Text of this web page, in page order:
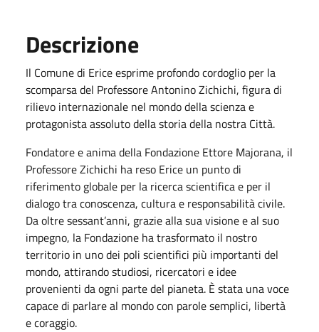
Descrizione
Il Comune di Erice esprime profondo cordoglio per la
scomparsa del Professore Antonino Zichichi, figura di
rilievo internazionale nel mondo della scienza e
protagonista assoluto della storia della nostra Città.
Fondatore e anima della Fondazione Ettore Majorana, il
Professore Zichichi ha reso Erice un punto di
riferimento globale per la ricerca scientifica e per il
dialogo tra conoscenza, cultura e responsabilità civile.
Da oltre sessant’anni, grazie alla sua visione e al suo
impegno, la Fondazione ha trasformato il nostro
territorio in uno dei poli scientifici più importanti del
mondo, attirando studiosi, ricercatori e idee
provenienti da ogni parte del pianeta. È stata una voce
capace di parlare al mondo con parole semplici, libertà
e coraggio.